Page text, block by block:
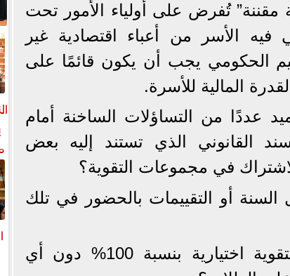
تُفرض على أولياء الأمور تحت
الأسر من أعباء اقتصادية غير
الحكومي يجب أن يكون قائمًا على
المالية للأسرة.
عددًا من التساؤلات الساخنة أمام
القانوني الذي تستند إليه بعض
في مجموعات التقوية؟
أو التقييمات بالحضور في تلك
ولماذا لا تكون مجموعات التقوية اختيارية بنسبة 100% دون أي